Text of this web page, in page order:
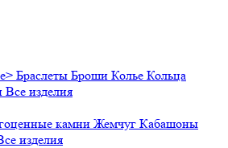
Браслеты Броши Колье Кольца
Все изделия
камни Жемчуг Кабашоны
изделия